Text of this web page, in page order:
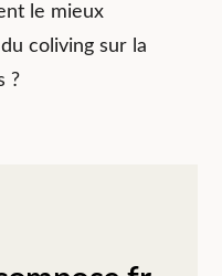
le mieux
coliving sur la
?